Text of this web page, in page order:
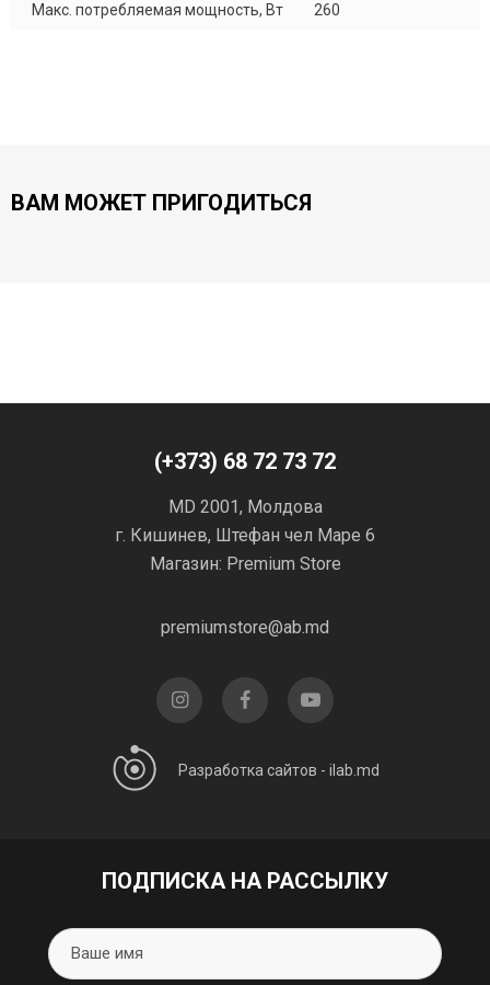
Макс. потребляемая мощность, Вт 260
ВАМ МОЖЕТ ПРИГОДИТЬСЯ
(+373) 68 72 73 72
MD 2001, Молдова
г. Кишинев, Штефан чел Маре 6
Магазин: Premium Store
premiumstore@ab.md
Разработка сайтов - ilab.md
ПОДПИСКА НА РАССЫЛКУ